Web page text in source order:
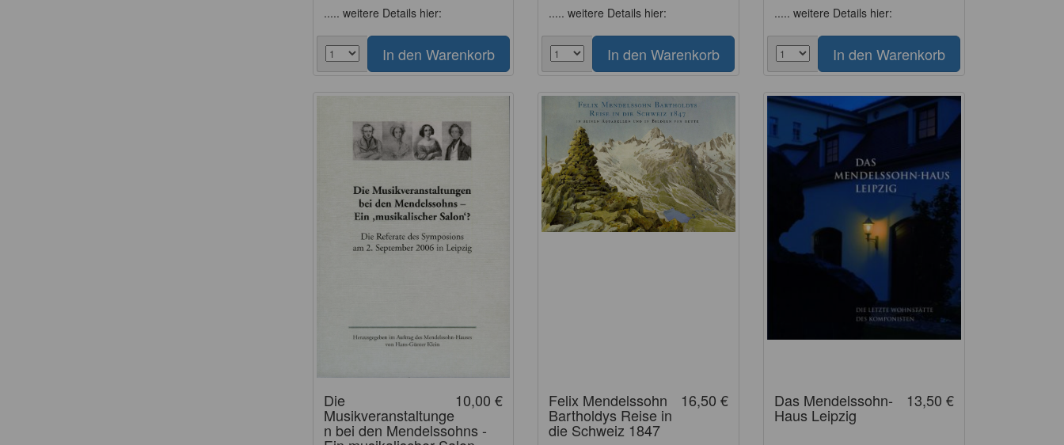
..... weitere Details hier: ..... weitere Details hier: ..... weitere Details hier:
10,00 €
Die
Musikveranstaltunge
n bei den Mendelssohns -
16,50 €
Felix Mendelssohn
Bartholdys Reise in
die Schweiz 1847
13,50 €
Das Mendelssohn-
Haus Leipzig